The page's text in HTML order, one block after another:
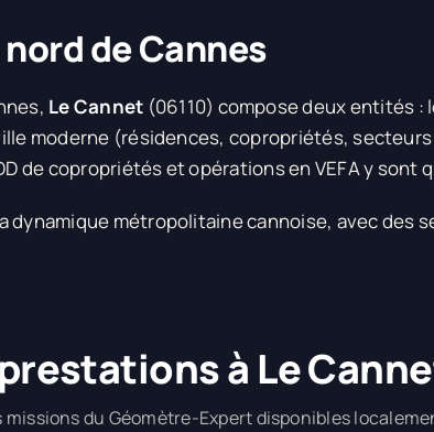
de Cannes
Le Cannet (06110) compose deux entités
moderne (résidences, copropriétés,
de copropriétés et opérations en VEFA y sont
dynamique métropolitaine cannoise, avec des
à Le
missions du Géomètre-Expert disponibles